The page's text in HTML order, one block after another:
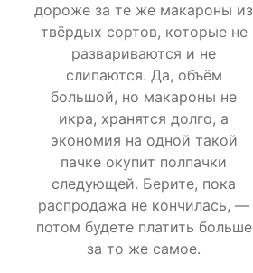
дороже за те же макароны из
твёрдых сортов, которые не
развариваются и не
слипаются. Да, объём
большой, но макароны не
икра, хранятся долго, а
экономия на одной такой
пачке окупит полпачки
следующей. Берите, пока
распродажа не кончилась, —
потом будете платить больше
за то же самое.